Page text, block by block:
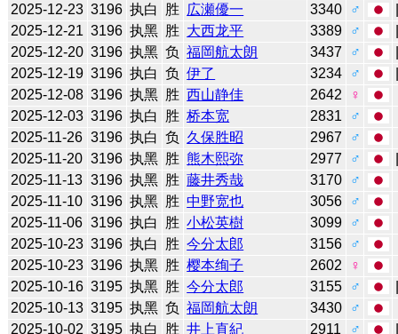
2025-12-23 3196 执白 胜 広瀬優一 3340 ♂
2025-12-21 3196 执黑 胜 大西龙平 3389 ♂
2025-12-20 3196 执黑 负 福岡航太朗 3437 ♂
2025-12-19 3196 执白 负 伊了 3234 ♂
2025-12-08 3196 执黑 胜 西山静佳 2642
♀
2025-12-03 3196 执白 胜 桥本宽 2831
♂
2025-11-26 3196 执白 负 久保胜昭 2967
♂
2025-11-20 3196 执黑 胜 熊木熙弥 2977 ♂
2025-11-13 3196 执黑 胜 藤井秀哉 3170
♂
2025-11-10 3196 执黑 胜 中野宽也 3056
♂
2025-11-06 3196 执白 胜 小松英樹 3099
♂
2025-10-23 3196 执白 胜 今分太郎 3156
♂
2025-10-23 3196 执黑 胜 樱本绚子 2602
♀
2025-10-16 3195 执黑 胜 今分太郎 3155 ♂
2025-10-13 3195 执黑 负 福岡航太朗 3430
♂
2025-10-02 3195 执白 胜 井上直紀 2911 ♂